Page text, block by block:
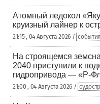
Атомный ледокол
круизный лайнер к
21:15 , 04 Августа 2026 / события
На строящемся
2040 приступили к
гидропривода — «Р-
21:00 , 04 Августа 2026 /